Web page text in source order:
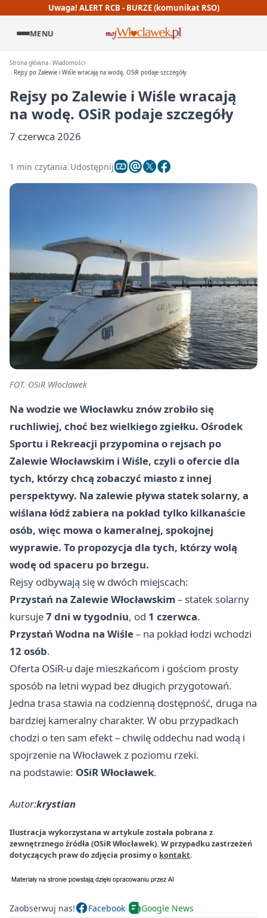
Uwaga! ALERT RCB - BURZE (komunikat RSO)
MENU
Strona główna Wiadomości
Rejsy po Zalewie i Wiśle wracają na wodę. OSiR podaje szczegóły
Rejsy po Zalewie i Wiśle wracają
na wodę. OSiR podaje szczegóły
7 czerwca 2026
1 min czytania Udostępnij
FOT. OSiR Włocławek
Na wodzie we Włocławku znów zrobiło się
ruchliwiej, choć bez wielkiego zgiełku. Ośrodek
Sportu i Rekreacji przypomina o rejsach po
Zalewie Włocławskim i Wiśle, czyli o ofercie dla
tych, którzy chcą zobaczyć miasto z innej
perspektywy. Na zalewie pływa statek solarny, a
wiślana łódź zabiera na pokład tylko kilkanaście
osób, więc mowa o kameralnej, spokojnej
wyprawie. To propozycja dla tych, którzy wolą
wodę od spaceru po brzegu.
Rejsy odbywają się w dwóch miejscach:
Przystań na Zalewie Włocławskim– statek solarny
kursuje7 dni w tygodniu, od 1 czerwca.
Przystań Wodna na Wiśle– na pokład łodzi wchodzi
12 osób.
Oferta OSiR-u daje mieszkańcom i gościom prosty
sposób na letni wypad bez długich przygotowań.
Jedna trasa stawia na codzienną dostępność, druga na
bardziej kameralny charakter. W obu przypadkach
chodzi o ten sam efekt – chwilę oddechu nad wodą i
spojrzenie na Włocławek z poziomu rzeki.
na podstawie: OSiR Włocławek.
Autor:krystian
Ilustracja wykorzystana w artykule została pobrana z
zewnętrznego źródła (OSiR Włocławek). W przypadku zastrzeżeń
dotyczących praw do zdjęcia prosimy o kontakt.
Zaobserwuj nas! Facebook Google News